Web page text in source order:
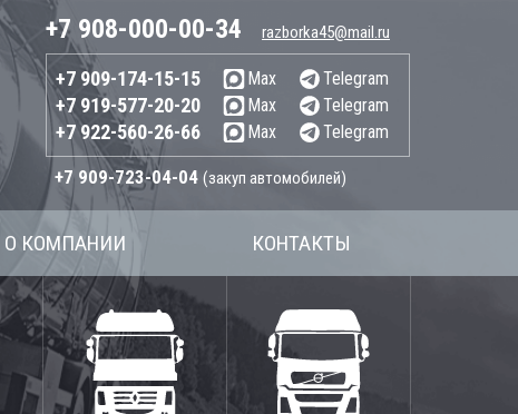
+7 908-000-00-34 razborka45@mail.ru
+7 909-174-15-15 Max Telegram
+7 919-577-20-20 Max Telegram
+7 922-560-26-66 Max Telegram
+7 909-723-04-04 (закуп автомобилей)
О КОМПАНИИ КОНТАКТЫ